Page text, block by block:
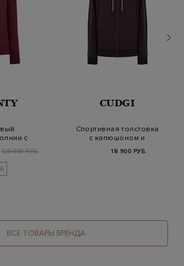
с
129 500 РУБ.
CUDGI
Спортивная толстовка
с капюшоном и
логотип…
18 900 РУБ.
ВСЕ ТОВАРЫ БРЕНДА